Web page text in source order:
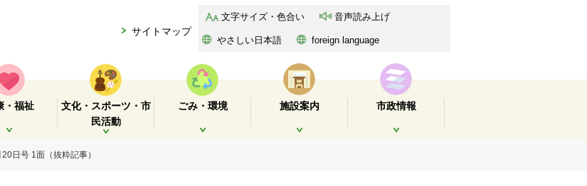
サイトマップ
文字サイズ・色合い 音声読み上げ
やさしい日本語 foreign language
・福祉
開く
文化・スポーツ・市
民活動
ごみ・環境 施設案内 市政情報
日号 1面（抜粋記事）